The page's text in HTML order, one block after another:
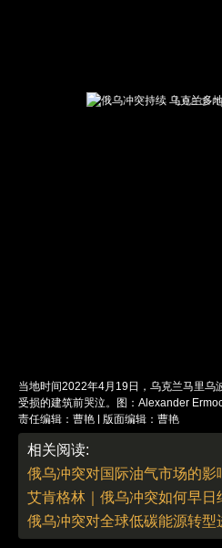
当地时间2022年4月19日，乌克兰马里乌
受损的建筑前哭泣。图：Alexander
责任编辑：曹艳 | 版面编辑：曹艳
相关阅读:
俄乌冲突对国际油气市场的影
艾肯格林｜俄乌冲突如何早日
俄乌冲突对全球低碳能源转型